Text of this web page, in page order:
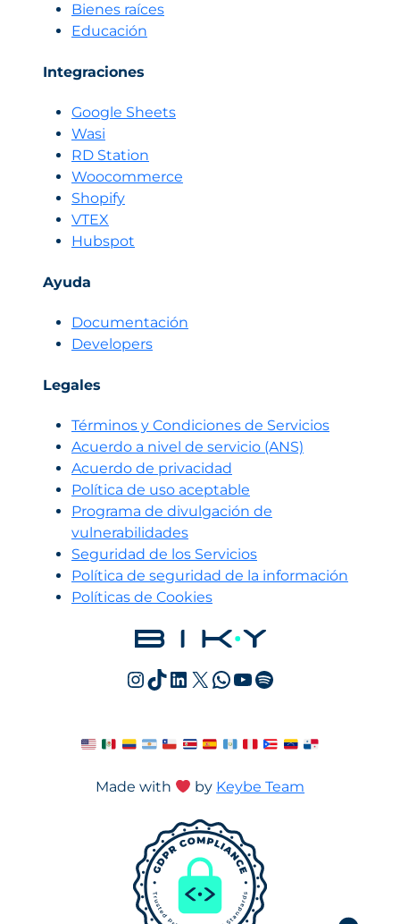
Bienes raíces
Educación
Integraciones
Google Sheets
Wasi
RD Station
Woocommerce
Shopify
VTEX
Hubspot
Ayuda
Documentación
Developers
Legales
Términos y Condiciones de Servicios
Acuerdo a nivel de servicio (ANS)
Acuerdo de privacidad
Política de uso aceptable
Programa de divulgación de
vulnerabilidades
Seguridad de los Servicios
Política de seguridad de la información
Políticas de Cookies
Instagram
TikTok
LinkedIn
X WhatsApp
YouTube
Spotify
Made with by Keybe Team